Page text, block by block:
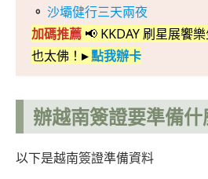
。 沙壩健行三天兩夜
加碼推薦 📢 KKDAY 刷星展饗
也太佛！ ▸點我辦卡
辦越南簽證要準備什
以下是越南簽證準備資料